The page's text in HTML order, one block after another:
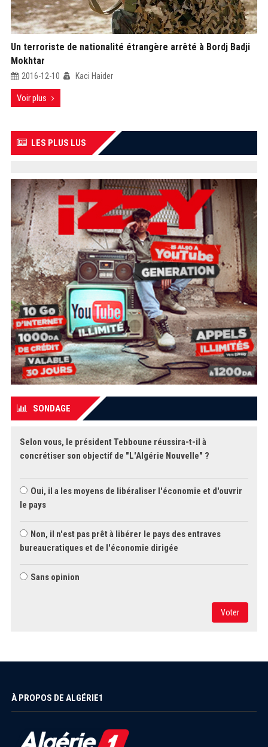
Un terroriste de nationalité étrangère arrêté à Bordj Badji
Mokhtar
2016-12-10 Kaci Haider
Voir plus
LES PLUS LUS
SONDAGE
Selon vous, le président Tebboune réussira-t-il à
concrétiser son objectif de "L'Algérie Nouvelle" ?
Oui, il a les moyens de libéraliser l'économie et d'ouvrir
le pays
Non, il n'est pas prêt à libérer le pays des entraves
bureaucratiques et de l'économie dirigée
Sans opinion
Voter
À PROPOS DE ALGÉRIE1